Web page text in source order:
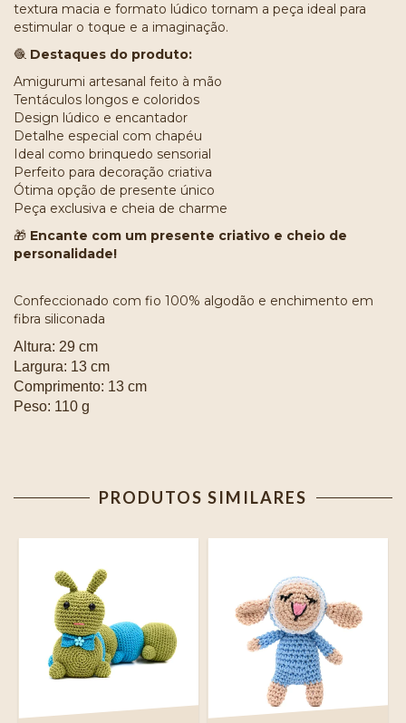
textura macia e formato lúdico tornam a peça ideal para
estimular o toque e a imaginação.
🧶 Destaques do produto:
Amigurumi artesanal feito à mão
Tentáculos longos e coloridos
Design lúdico e encantador
Detalhe especial com chapéu
Ideal como brinquedo sensorial
Perfeito para decoração criativa
Ótima opção de presente único
Peça exclusiva e cheia de charme
🎁 Encante com um presente criativo e cheio de
personalidade!
Confeccionado com fio 100% algodão e enchimento em
fibra siliconada
Altura: 29 cm
Largura: 13 cm
Comprimento: 13 cm
Peso: 110 g
PRODUTOS SIMILARES